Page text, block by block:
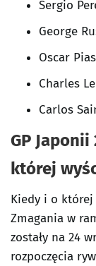
Sergio
George
Oscar
Charles
Carlos
GP
której
Kiedy i o której
Zmagania w
zostały na 24
rozpoczęcia